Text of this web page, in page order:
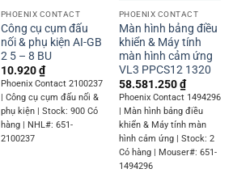
PHOENIX CONTACT
Công cụ cụm đấu
nối & phụ kiện AI-GB
2 5 – 8 BU
10.920₫
Phoenix Contact 2100237
| Công cụ cụm đấu nối &
phụ kiện | Stock: 900 Có
hàng | NHL#: 651-
2100237
PHOENIX CONTACT
Màn hình bảng điều
khiển & Máy tính
màn hình cảm ứng
VL3 PPCS12 1320
58.581.250₫
Phoenix Contact 1494296
| Màn hình bảng điều
khiển & Máy tính màn
hình cảm ứng | Stock: 2
Có hàng | Mouser#: 651-
1494296